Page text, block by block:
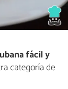
fácil y
categoría de